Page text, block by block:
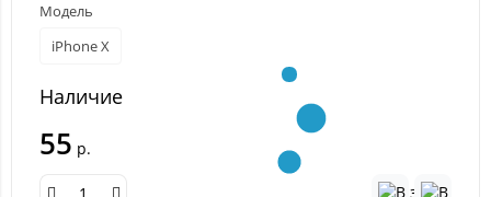
Модель
iPhone X
Наличие
55 р.